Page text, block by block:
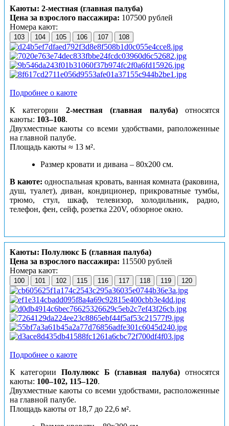
Каюты: 2-местная (главная палуба)
Цена за взрослого пассажира: 107500 рублей
Номера кают:
103 104 105 106 107 108
Подробнее о каюте
К категории 2-местная (главная палуба)относятся
каюты: 103–108.
Двухместные каюты со всеми удобствами, раположенные
на главной палубе.
Площадь каюты ≈ 13 м².
Размер кровати и дивана – 80х200 см.
В каюте: односпальная кровать, ванная комната (раковина,
душ, туалет), диван, кондиционер, прикроватные тумбы,
трюмо, стул, шкаф, телевизор, холодильник, радио,
телефон, фен, сейф, розетка 220V, обзорное окно.
Каюты: Полулюкс Б (главная палуба)
Цена за взрослого пассажира: 115500 рублей
Номера кают:
100 101 102 115 116 117 118 119 120
Подробнее о каюте
К категории Полулюкс Б (главная палуба)относятся
каюты: 100–102, 115–120.
Двухместные каюты со всеми удобствами, расположенные
на главной палубе.
Площадь каюты от 18,7 до 22,6 м².